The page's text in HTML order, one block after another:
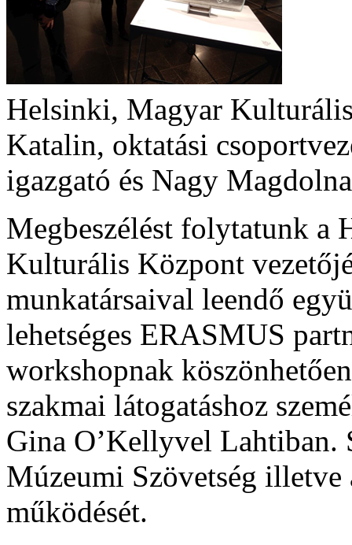
Helsinki, Magyar
Katalin, oktatási
igazgató és Nagy
Megbeszélést folytatunk a
Kulturális Központ
munkatársaival leendő
lehetséges ERASMUS
workshopnak
szakmai látogatáshoz
Gina O’Kellyvel Lahtiban.
Múzeumi Szövetség
működését.